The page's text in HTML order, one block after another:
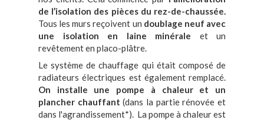
de l’isolation des pièces du rez-de-chaussée.
Tous les murs reçoivent un doublage neuf avec
une isolation en laine minérale et un
revêtement en placo-plâtre.
Le système de chauffage qui était composé de
radiateurs électriques est également remplacé.
On installe une pompe à chaleur et un
plancher chauffant (dans la partie rénovée et
dans l'agrandissement*). La pompe à chaleur est